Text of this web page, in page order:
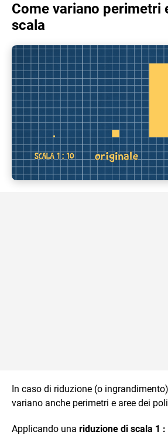
Come variano perimetri
scala
In caso di riduzione (o
variano anche perimetri e aree dei
Applicando una riduzione di scala 1 :